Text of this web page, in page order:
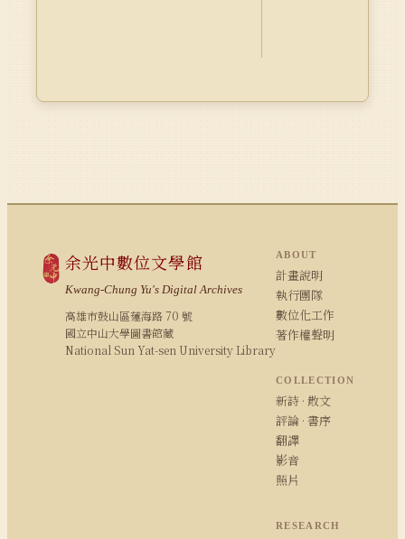
余光中數位文學館
Kwang-Chung Yu's Digital Archives
高雄市鼓山區蓮海路 70 號
國立中山大學圖書館藏
National Sun Yat-sen University Library
ABOUT
計畫說明
執行團隊
數位化工作
著作權聲明
COLLECTION
新詩 · 散文
評論 · 書序
翻譯
影音
照片
RESEARCH